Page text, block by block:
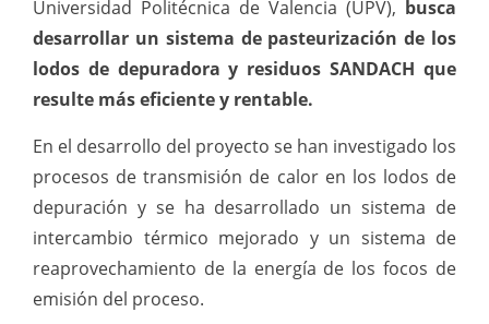
Universidad Politécnica de Valencia (UPV), busca
desarrollar un sistema de pasteurización de los
lodos de depuradora y residuos SANDACH que
resulte más eficiente y rentable.
En el desarrollo del proyecto se han investigado los
procesos de transmisión de calor en los lodos de
depuración y se ha desarrollado un sistema de
intercambio térmico mejorado y un sistema de
reaprovechamiento de la energía de los focos de
emisión del proceso.